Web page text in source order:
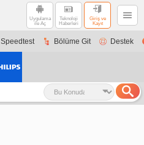
Uygulama
ile Aç
Teknoloji
Haberleri
Giriş ve
Kayıt
Speedtest Bölüme Git Destek